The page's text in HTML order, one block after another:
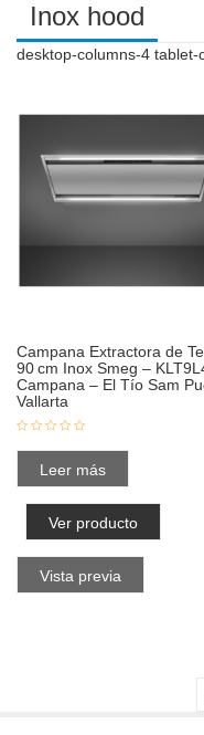
Inox hood
desktop-columns-4 tablet-
Campana Extractora de
90 cm Inox Smeg –
Campana – El Tío Sam
Vallarta
Leer más
Ver producto
Vista previa